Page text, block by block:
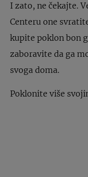
I zato, ne čekajte.
Centeru one
kupite poklon bon
zaboravite da ga
svoga doma.
Poklonite više